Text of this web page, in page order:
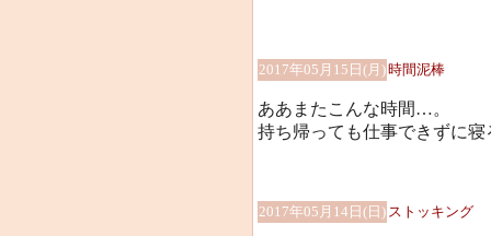
2017年05月15日(月)時間泥棒
ああまたこんな時間…。
持ち帰っても仕事できずに
2017年05月14日(日) ストッキング